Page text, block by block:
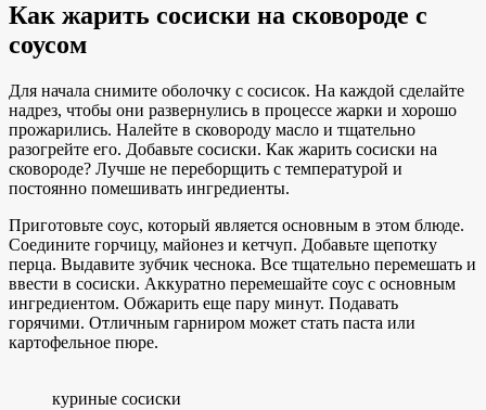
Как жарить сосиски на сковороде с
соусом
Для начала снимите оболочку с сосисок. На каждой сделайте
надрез, чтобы они развернулись в процессе жарки и хорошо
прожарились. Налейте в сковороду масло и тщательно
разогрейте его. Добавьте сосиски. Как жарить сосиски на
сковороде? Лучше не переборщить с температурой и
постоянно помешивать ингредиенты.
Приготовьте соус, который является основным в этом блюде.
Соедините горчицу, майонез и кетчуп. Добавьте щепотку
перца. Выдавите зубчик чеснока. Все тщательно перемешать и
ввести в сосиски. Аккуратно перемешайте соус с основным
ингредиентом. Обжарить еще пару минут. Подавать
горячими. Отличным гарниром может стать паста или
картофельное пюре.
куриные сосиски